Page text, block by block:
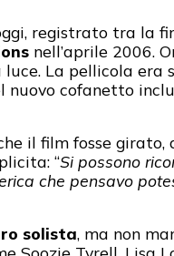
registrato tra la
nell’aprile 2006.
La pellicola
nuovo cofanetto
il film fosse girato,
“Si possono
che pensavo
solista, ma non